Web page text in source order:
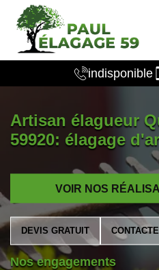
indisponible
Artisan élagueur
59920: élagage
VOIR NOS
DEVIS GRATUIT
Nos engagements